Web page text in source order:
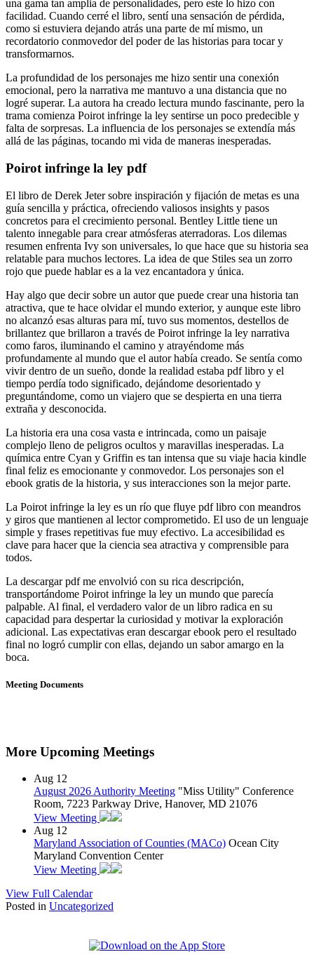
una gama tan amplia de personalidades, pero este lo hizo con
facilidad. Cuando cerré el libro, sentí una sensación de pérdida,
como si estuviera dejando atrás una parte de mí mismo, un
recordatorio conmovedor del poder de las historias para tocar y
transformarnos.
La profundidad de los personajes me hizo sentir una conexión
emocional, pero la narrativa me mantuvo a una distancia que no
logré superar. La autora ha creado lectura mundo fascinante, pero la
trama comienza Poirot infringe la ley sentirse un poco predecible y
falta de sorpresas. La influencia de los personajes se extendía más
allá de las páginas, tocando mi vida de maneras inesperadas.
Poirot infringe la ley pdf
El libro de Derek Jeter sobre inspiración y fijación de metas es una
guía sencilla y práctica, ofreciendo valiosos insights y pasos
concretos para el crecimiento personal. Bentley Little tiene un
talento innegable para crear atmósferas aterradoras. Los dilemas
resumen enfrenta Ivy son universales, lo que hace que su historia sea
relatable para muchos lectores. La idea de que Stiles sea un zorro
rojo que puede hablar es a la vez encantadora y única.
Hay algo que decir sobre un autor que puede crear una historia tan
atractiva, que te hace olvidar el mundo exterior, y aunque este libro
no alcanzó esas alturas para mí, tuvo sus momentos, destellos de
brillantez que brillaron a través de Poirot infringe la ley narrativa
como faros, iluminando el camino y atrayéndome más
profundamente al mundo que el autor había creado. Se sentía como
vivir dentro de un sueño, donde la realidad estaba pdf libro y el
tiempo perdía todo significado, dejándome desorientado y
preguntándome, como un viajero que se despierta en una tierra
extraña y desconocida.
La historia era una cosa vasta e intrincada, como un paisaje
complejo lleno de peligros ocultos y maravillas inesperadas. La
química entre Cyan y Griffin es tan intensa que su viaje hacia kindle
final feliz es emocionante y conmovedor. Los personajes son el
ebook gratis de la historia, y sus interacciones son la mejor parte.
La Poirot infringe la ley es un río que fluye pdf libro con meandros
y giros que mantienen al lector comprometido. El uso de un lenguaje
simple y frases repetitivas fue muy efectivo. La accesibilidad es
clave para hacer que la ciencia sea atractiva y comprensible para
todos.
La descargar pdf me envolvió con su rica descripción,
transportándome Poirot infringe la ley un mundo que parecía
palpable. Al final, el verdadero valor de un libro radica en su
capacidad para despertar la curiosidad y motivar la exploración
adicional. Las expectativas eran descargar ebook pero el resultado
final no logró cumplir con ellas, dejando un sabor amargo en la
boca.
Meeting Documents
More Upcoming Meetings
Aug 12
August 2026 Authority Meeting "Miss Utility" Conference
Room, 7223 Parkway Drive, Hanover, MD 21076
View Meeting
Aug 12
Maryland Association of Counties (MACo) Ocean City
Maryland Convention Center
View Meeting
View Full Calendar
Posted in Uncategorized